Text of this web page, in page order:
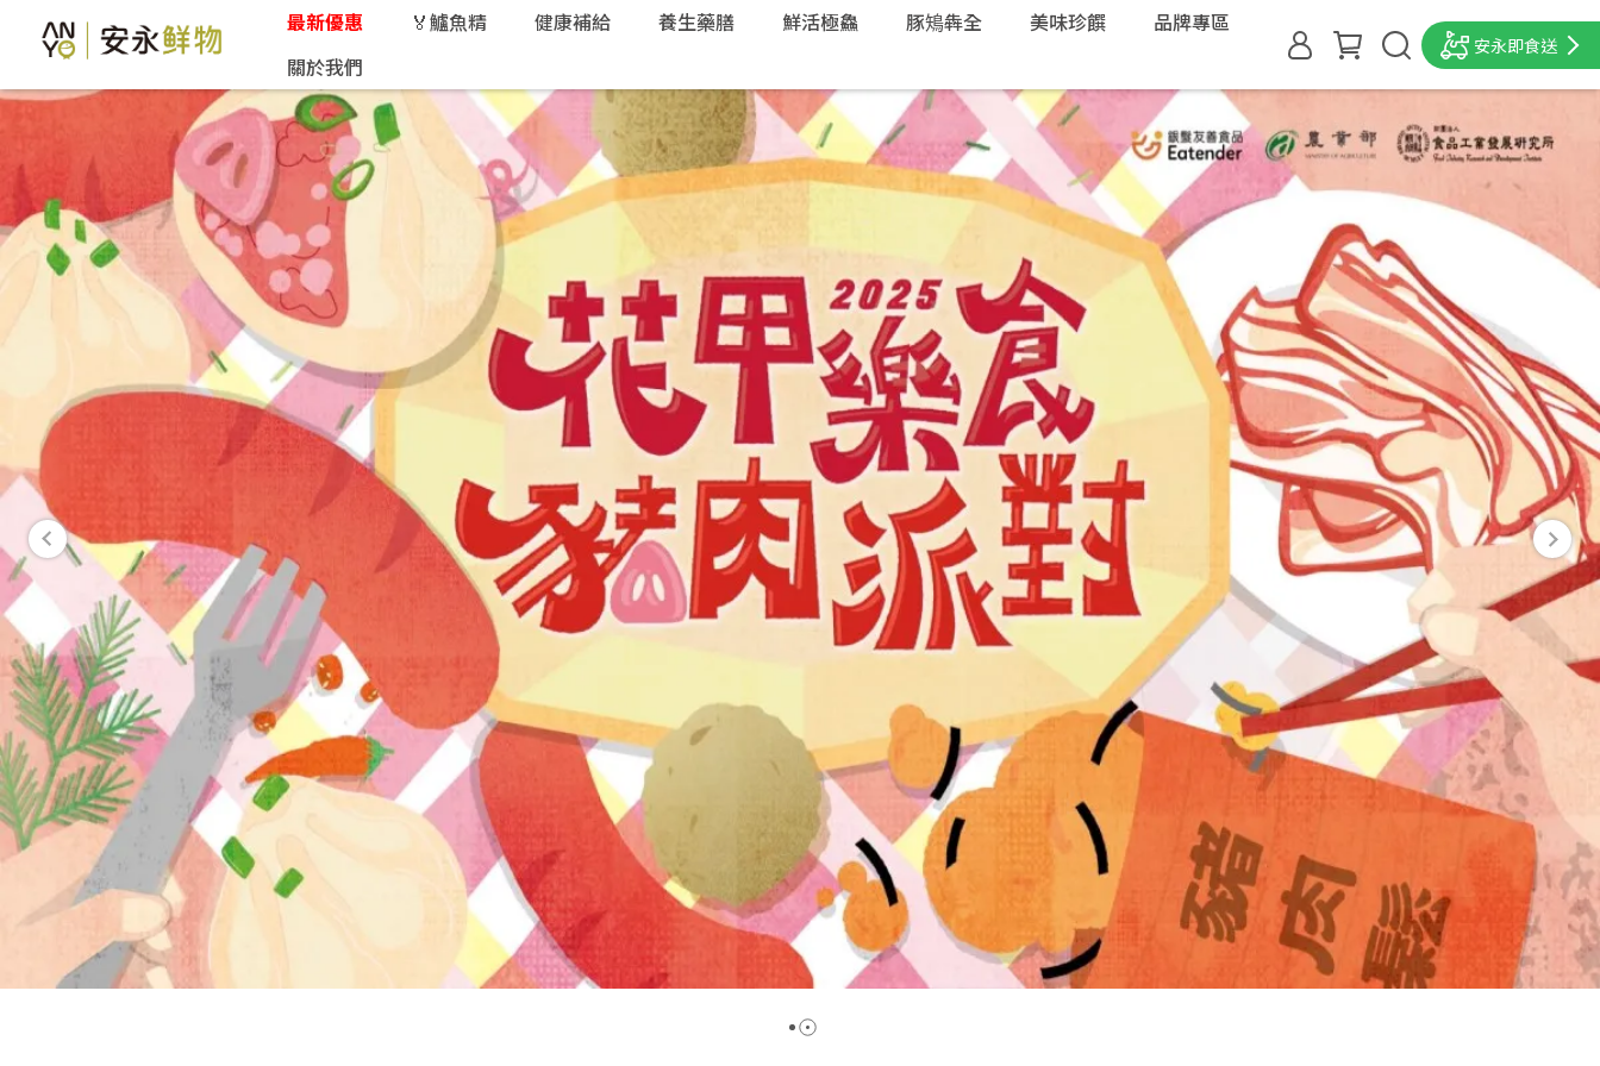
最新優惠 🏅鱸魚精 健康補給 養生藥膳 鮮活極鱻 豚鴙犇全 美味珍饌
品牌專區
關於我們
安永即食送